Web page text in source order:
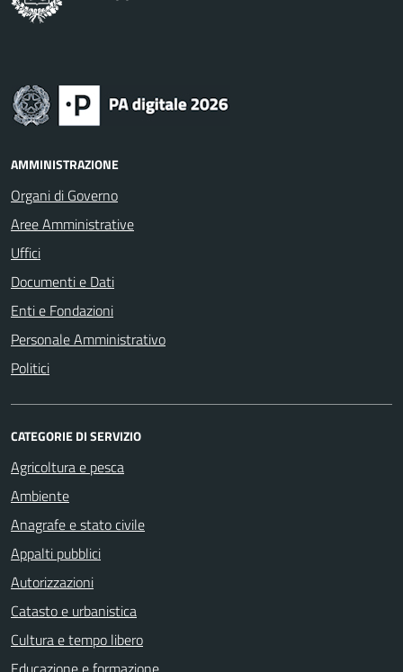
AMMINISTRAZIONE
Organi di Governo
Aree Amministrative
Uffici
Documenti e Dati
Enti e Fondazioni
Personale Amministrativo
Politici
CATEGORIE DI SERVIZIO
Agricoltura e pesca
Ambiente
Anagrafe e stato civile
Appalti pubblici
Autorizzazioni
Catasto e urbanistica
Cultura e tempo libero